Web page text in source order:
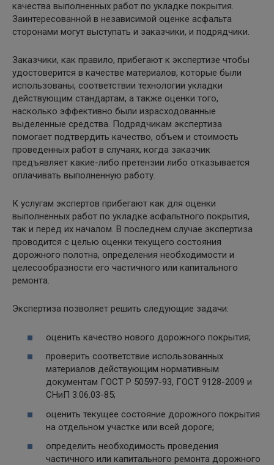
качества выполненных работ по укладке покрытия.
Заинтересованной в независимой оценке асфальта
сторонами могут выступать и заказчики, и подрядчики.
Заказчики, как правило, прибегают к экспертизе чтобы
удостоверится в качестве материалов, которые были
использованы, соответствии технологии укладки
действующим стандартам, а также оценки того,
насколько эффективно были израсходованные
выделенные средства. Подрядчикам экспертиза
помогает подтвердить качество, объем и стоимость
проведенных работ в случаях, когда заказчик
предъявляет какие-либо претензии либо отказывается
оплачивать выполненную работу.
К услугам экспертов прибегают как для оценки
выполненных работ по укладке асфальтного покрытия,
так и перед их началом. В последнем случае экспертиза
проводится с целью оценки текущего состояния
дорожного полотна, определения необходимости и
целесообразности его частичного или капитального
ремонта.
Экспертиза позволяет решить следующие задачи:
оценить качество нового дорожного покрытия;
проверить соответствие использованных
материалов действующим нормативным
документам ГОСТ Р 50597-93, ГОСТ 9128-2009 и
СНиП 3.06.03-85;
оценить текущее состояние дорожного покрытия
на отдельном участке или всей дороге;
определить необходимость проведения
частичного или капитального ремонта дорожного